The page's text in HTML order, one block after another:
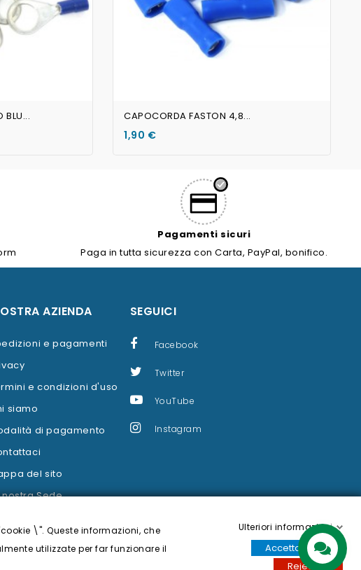
BLU... CAPOCORDA FASTON 4,8...
1,90 €
Pagamenti sicuri
Paga in tutta sicurezza con Carta, PayPal, bonifico.
AZIENDA
e pagamenti
e condizioni d'uso
siamo
di pagamento
del sito
nostra Sede
SEGUICI
Facebook
Twitter
YouTube
Instagram
\". Queste informazioni, che
utilizzate per far funzionare il
Ulteriori informazioni
Accettare tutti
Reject all
Contattaci